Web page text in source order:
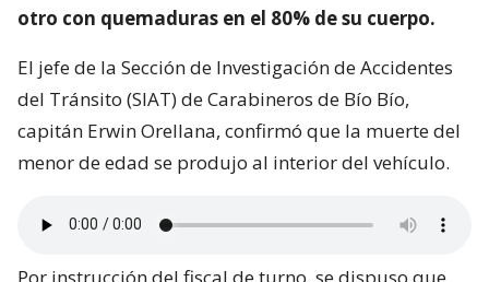
otro con quemaduras en el 80% de su cuerpo.
El jefe de la Sección de Investigación de Accidentes
del Tránsito (SIAT) de Carabineros de Bío Bío,
capitán Erwin Orellana, confirmó que la muerte del
menor de edad se produjo al interior del vehículo.
Por instrucción del fiscal de turno, se dispuso que